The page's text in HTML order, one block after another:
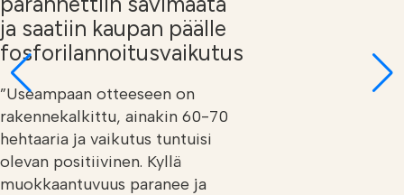
ja saatiin kaupan päälle
fosforilannoitusvaikutus
”Useampaan otteeseen on
rakennekalkittu, ainakin 60-70
hehtaaria ja vaikutus tuntuisi
olevan positiivinen. Kyllä
muokkaantuvuus paranee ja